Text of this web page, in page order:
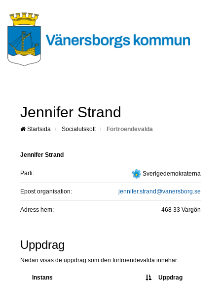
Jennifer Strand
Startsida Socialutskott Förtroendevalda
Jennifer Strand
Sverigedemokraterna
Parti:
jennifer.strand@vanersborg.se
Epost organisation:
468 33 Vargön
Adress hem:
Uppdrag
Nedan visas de uppdrag som den förtroendevalda innehar.
Instans Uppdrag